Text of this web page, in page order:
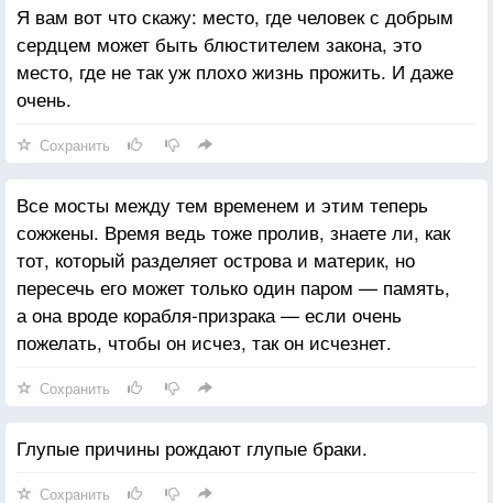
Я вам вот что скажу: место, где человек с добрым
сердцем может быть блюстителем закона, это
место, где не так уж плохо жизнь прожить. И даже
очень.
Сохранить
Все мосты между тем временем и этим теперь
сожжены. Время ведь тоже пролив, знаете ли, как
тот, который разделяет острова и материк, но
пересечь его может только один паром — память,
а она вроде корабля-призрака — если очень
пожелать, чтобы он исчез, так он исчезнет.
Сохранить
Глупые причины рождают глупые браки.
Сохранить